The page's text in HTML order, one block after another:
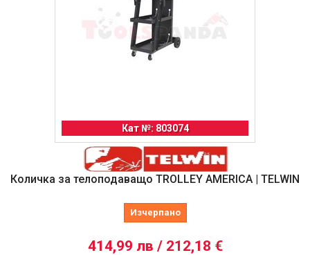
Кат №: 803074
Количка за телоподаващо TROLLEY AMERICA | TELWIN
Изчерпано
414,99 лв / 212,18 €